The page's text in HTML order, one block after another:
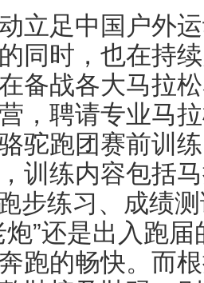
足中国户外运
同时，也在持
备战各大马拉
，聘请专业马
驼跑团赛前训
训练内容包括
步练习、成绩
炮”还是出入跑
跑的畅快。而